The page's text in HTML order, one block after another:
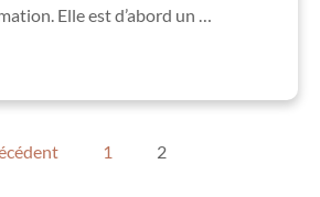
Elle est d’abord un …
1 2